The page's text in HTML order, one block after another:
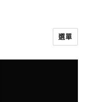
選單